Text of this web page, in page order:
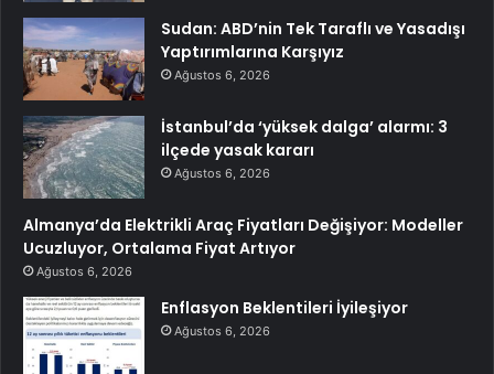
Sudan: ABD’nin Tek Taraflı ve Yasadışı
Yaptırımlarına Karşıyız
Ağustos 6, 2026
İstanbul’da ‘yüksek dalga’ alarmı: 3
ilçede yasak kararı
Ağustos 6, 2026
Almanya’da Elektrikli Araç Fiyatları Değişiyor: Modeller
Ucuzluyor, Ortalama Fiyat Artıyor
Ağustos 6, 2026
Enflasyon Beklentileri İyileşiyor
Ağustos 6, 2026